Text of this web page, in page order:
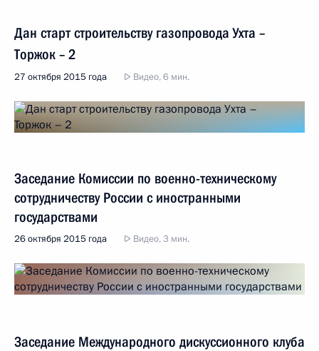
Дан старт строительству газопровода Ухта –
Торжок – 2
27 октября 2015 года Видео, 6 мин.
Заседание Комиссии по военно-техническому
сотрудничеству России с иностранными
государствами
26 октября 2015 года Видео, 3 мин.
Заседание Международного дискуссионного клуба